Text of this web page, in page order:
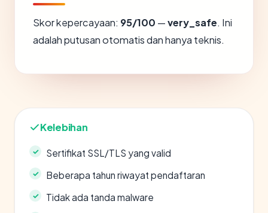
Skor kepercayaan: 95/100 —very_safe. Ini
adalah putusan otomatis dan hanya teknis.
Kelebihan
Sertifikat SSL/TLS yang valid
Beberapa tahun riwayat pendaftaran
Tidak ada tanda malware